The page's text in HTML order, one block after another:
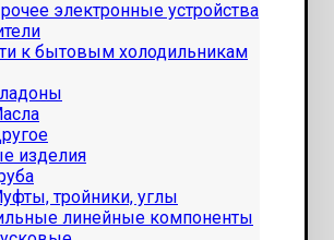
электронные устройства
к бытовым холодильникам
изделия
тройники, углы
линейные компоненты